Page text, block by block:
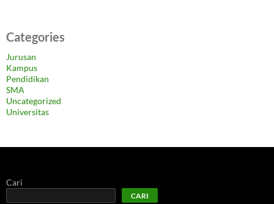
Categories
Jurusan
Kampus
Pendidikan
SMA
Uncategorized
Universitas
Cari
CARI